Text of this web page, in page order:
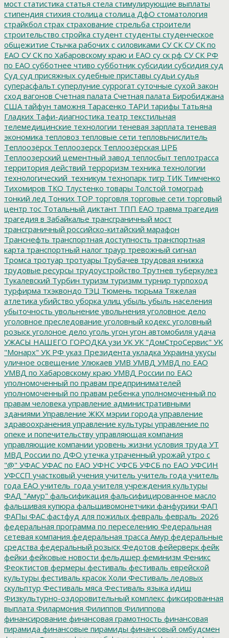
мост статистика статья стела стимулирующие выплаты
стипендия стихия столица столица ДфО стоматология
страйкбол страх страхование стрельба строители
строительство стройка студент студенты студенческое
общежитие Стычка рабочих с силовиками СУ СК СУ СК по
ЕАО СУ СК по Хабаровскому краю и ЕАО су ск рф СУ СК РФ
по ЕАО субботнее чтиво субботник субсидии субсидия суд
Суд суд присяжных судебные приставы судьи судья
суперасфальт суперлуние суррогат суточные сухой закон
сход вагонов Счетная палата Счетная палата Биробиджана
США тайфун таможня Тарасенко ТАРИ тарифы Татьяна
Гладких Тафи-диагностика театр текстильная
телемедицинские технологии теневая зарплата теневая
экономика тепловоз тепловые сети тепловычислитель
Теплоозёрск Теплоозерск Теплоозёрская ЦРБ
Теплоозерский цементный завод теплосбыт теплотрасса
территория действий терроризм техника технологии
технологический_техникум технопарк тигр ТИК Тимченко
Тихомиров ТКО Тлустенко товары Толстой томограф
тонкий лед Тонких ТОР торговля торговые сети торговый
центр тос Тотальный диктант ТПП ЕАО травма трагедия
трагедия в Забайкалье трансграничный мост
трансграничный российско-китайский марафон
Транснефть транспортная доступность транспортная
карта транспортный налог траур тревожный сигнал
Тромса тротуар тротуары Трубачев трудовая книжка
трудовые ресурсы трудоустройство Трутнев туберкулез
Тукалевский Турбин туризм туризмм турнир турпоход
турфирма тхэквондо ТЭЦ Тюмень тюрьма Тяжелая
атлетика убийство уборка улиц убыль убыль населения
убыточность увольнение увольнения уголовное дело
уголовное преследование уголовный кодекс уголовный
розыск уголоное дело уголь угон угон автомобиля удача
УЖАСЫ НАШЕГО ГОРОДКА узи УК УК "ДомСтроСервис" УК
"Монарх" УК РФ указ Президента укладка Украина укусы
уличное освещение Улюкаев УМВ УМВД УМВД по ЕАО
УМВД по Хабаровскому краю УМВД России по ЕАО
уполномоченный по правам предпринимателей
уполномоченный по правам ребенка уполномоченный по
правам человека управление административными
зданиями Управление ЖКХ мэрии города управление
здравоохранения управление культуры управление по
опеке и попечительству управляющая компания
управляющие компании уровень жизни условия труда УТ
МВД России по ДФО утечка утраченный урожай утро с
"@" УФАС УФАС по ЕАО УФНС УФСБ УФСБ по ЕАО УФСИН
УФССП участковый учения учитель учитель года учитель
года ЕАО учитель_года учителя учреждения культуры
ФАД "Амур" фальсификация фальсифицированное масло
фальшивая купюра фальшивомонетчики фанфурики ФАП
ФАПы ФАС фастфуд для пожилых февраль февраль_2026
федеральная программа по переселению Федеральная
сетевая компания федеральная трасса Амур федеральные
средства федеральный розыск Федотов фейерверк фейк
фейки фейковые новости фельдшер феминизм Феникс
Феоктистов фермеры фестиваль фестиваль еврейской
культуры фестиваль красок Холи Фестиваль ледовых
скульптур Фестиваль мяса Фестиваль языка идиш
Физкультурно-оздоровительный комплекс фиксированная
выплата Филармония Филиппов Филиппова
финансирование финансовая грамотность финансовая
пирамида финансовые пирамиды финансовый омбудсмен